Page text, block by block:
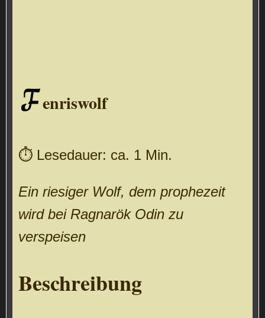
F
enriswolf
⏱ Lesedauer: ca. 1 Min.
Ein riesiger Wolf, dem prophezeit
wird bei Ragnarök Odin zu
verspeisen
Beschreibung